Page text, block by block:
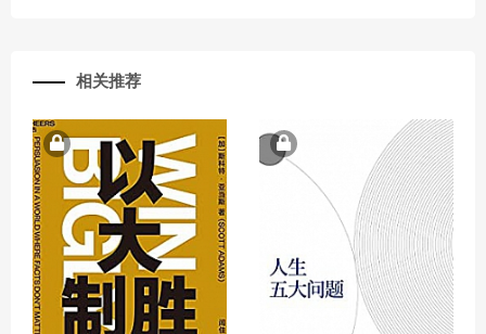
相关推荐